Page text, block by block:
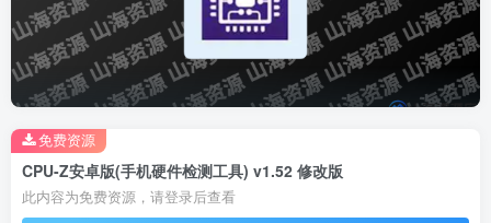
CPU-Z安卓版(手机硬件检测工具) v1.52 修改版
此内容为免费资源，请登录后查看
免费资源